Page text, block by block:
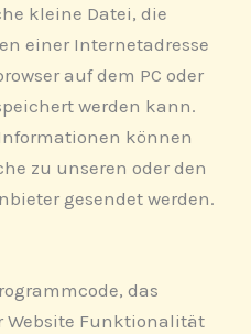
kleine Datei, die
einer Internetadresse
auf dem PC oder
werden kann.
können
zu unseren oder den
gesendet werden.
das
Website Funktionalität